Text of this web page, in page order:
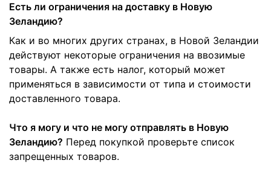
Есть ли ограничения на доставку в Новую
Зеландию?
Как и во многих других странах, в Новой Зеландии
действуют некоторые ограничения на ввозимые
товары. А также есть налог, который может
применяться в зависимости от типа и стоимости
доставленного товара.
Что я могу и что не могу отправлять в Новую
Зеландию? Перед покупкой проверьте список
запрещенных товаров.